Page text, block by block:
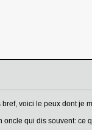
voici le peux dont je
qui dis souvent: ce